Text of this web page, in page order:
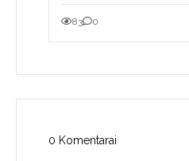
83 0
0 Komentarai